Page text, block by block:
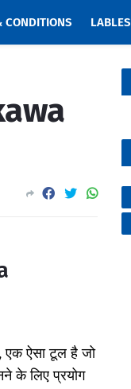
CONDITIONS LABLES
एक ऐसा टूल है जो
के लिए प्रयोग